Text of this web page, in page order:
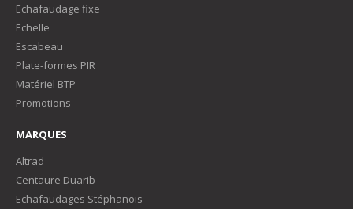
Echafaudage fixe
Echelle
Escabeau
Plate-formes PIR
Matériel BTP
Promotions
MARQUES
Altrad
Centaure Duarib
Echafaudages Stéphanois